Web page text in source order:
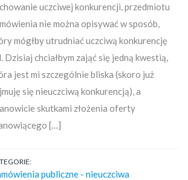
uczciwej konkurencji, przedmiotu
nie można opisywać w sposób,
mógłby utrudniać uczciwą konkurencję
Dzisiaj chciałbym zająć się jedną kwestią,
jest mi szczególnie bliska (skoro już
się nieuczciwą konkurencją), a
skutkami złożenia oferty
[…]
publiczne - nieuczciwa